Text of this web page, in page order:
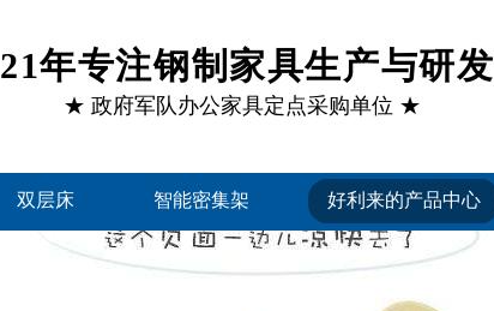
21年专注钢制家具生产与研发
★ 政府军队办公家具定点采购单位 ★
双层床 智能密集架 好利来的产品中心